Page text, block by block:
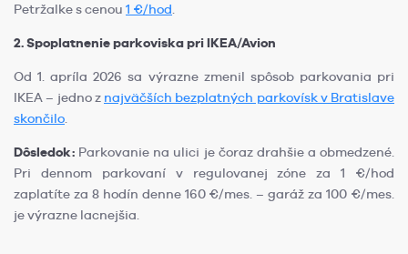
Petržalke s cenou 1 €/hod
2. Spoplatnenie parkoviska pri IKEA/Avion
Od 1. apríla 2026 sa výrazne zmenil spôsob parkovania pri
IKEA – jedno z najväčších bezplatných parkovísk v Bratislave
skončilo
Dôsledok: Parkovanie na ulici je čoraz drahšie a obmedzené.
Pri dennom parkovaní v regulovanej zóne za 1 €/hod
zaplatíte za 8 hodín denne 160 €/mes. – garáž za 100 €/mes.
je výrazne lacnejšia.